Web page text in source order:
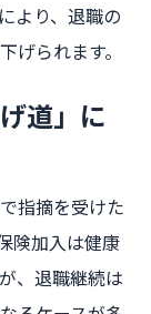
より、退職の
げられます。
道」に
指摘を受けた
険加入は健康
、退職継続は